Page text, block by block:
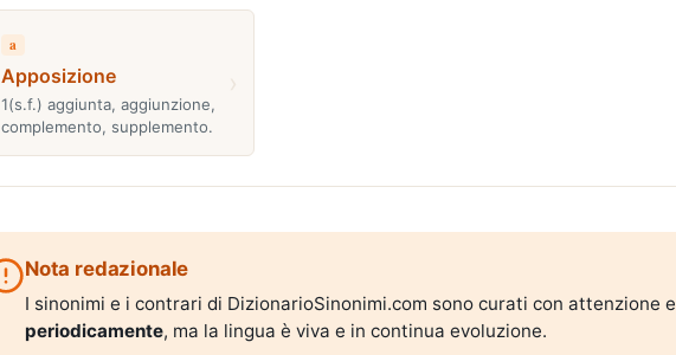
a
Apposizione
1(s.f.) aggiunta, aggiunzione,
complemento, supplemento.
Nota redazionale
I sinonimi e i contrari di DizionarioSinonimi.com sono curati con attenzione e
periodicamente, ma la lingua è viva e in continua evoluzione.